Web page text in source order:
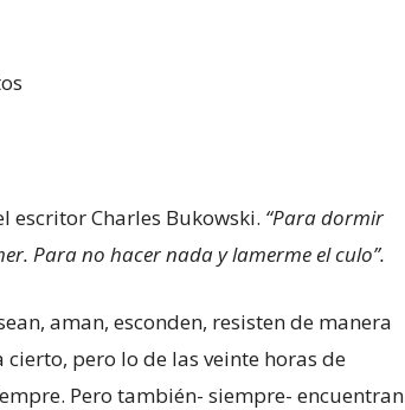
escritor Charles Bukowski. “Para dormir
Para no hacer nada y lamerme el culo”.
aman, esconden, resisten de manera
pero lo de las veinte horas de
Pero también- siempre- encuentran